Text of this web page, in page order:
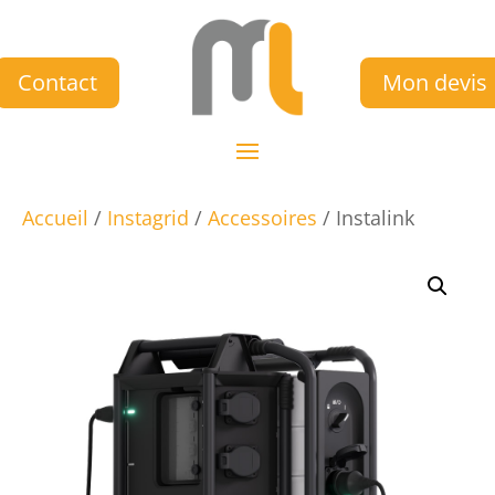
Contact Mon devis
Accueil / Instagrid / Accessoires / Instalink